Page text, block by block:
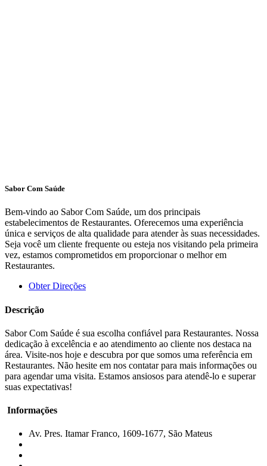
Sabor Com Saúde
Bem-vindo ao Sabor Com Saúde, um dos principais
estabelecimentos de Restaurantes. Oferecemos uma experiência
única e serviços de alta qualidade para atender às suas necessidades.
Seja você um cliente frequente ou esteja nos visitando pela primeira
vez, estamos comprometidos em proporcionar o melhor em
Restaurantes.
Obter Direções
Descrição
Sabor Com Saúde é sua escolha confiável para Restaurantes. Nossa
dedicação à excelência e ao atendimento ao cliente nos destaca na
área. Visite-nos hoje e descubra por que somos uma referência em
Restaurantes. Não hesite em nos contatar para mais informações ou
para agendar uma visita. Estamos ansiosos para atendê-lo e superar
suas expectativas!
Informações
Av. Pres. Itamar Franco, 1609-1677, São Mateus